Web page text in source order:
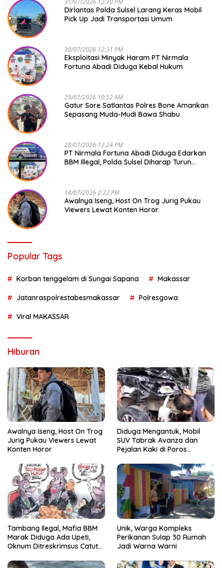
31/07/2026 12:30 PM
Dirlantas Polda Sulsel Larang Keras Mobil
Pick Up Jadi Transportasi Umum
30/07/2026 12:31 PM
Eksploitasi Minyak Haram PT Nirmala
Fortuna Abadi Diduga Kebal Hukum
29/07/2026 10:52 AM
Gatur Sore Satlantas Polres Bone Amankan
Sepasang Muda-Mudi Bawa Shabu
28/07/2026 12:24 PM
PT Nirmala Fortuna Abadi Diduga Edarkan
BBM Illegal, Polda Sulsel Diharap Turun
14/07/2026 2:22 PM
Awalnya Iseng, Host On Trog Jurig Pukau
Viewers Lewat Konten Horor
Popular Tags
Korban tenggelam di Sungai Sapana Makassar
Jatanraspolrestabesmakassar Polresgowa
Viral MAKASSAR
Hiburan
Awalnya Iseng, Host On Trog
Jurig Pukau Viewers Lewat
Konten Horor
Diduga Mengantuk, Mobil
SUV Tabrak Avanza dan
Pejalan Kaki di Poros
Tambang Ilegal, Mafia BBM
Marak Diduga Ada Upeti,
Oknum Ditreskrimsus Catut
Unik, Warga Kompleks
Perikanan Sulap 30 Rumah
Jadi Warna Warni